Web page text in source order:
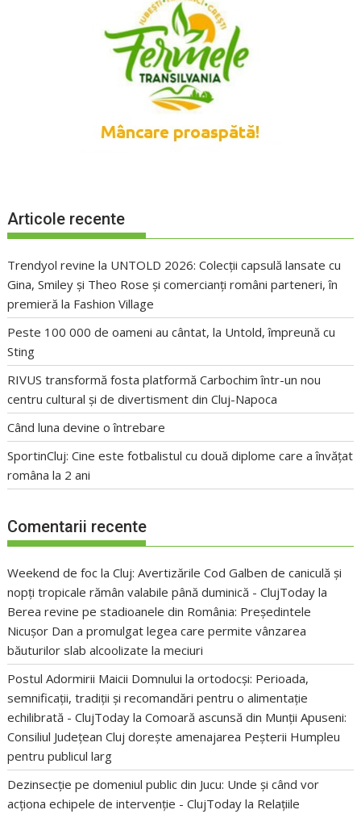
Articole recente
Trendyol revine la UNTOLD 2026: Colecții capsulă lansate cu
Gina, Smiley și Theo Rose și comercianți români parteneri, în
premieră la Fashion Village
Peste 100 000 de oameni au cântat, la Untold, împreună cu
Sting
RIVUS transformă fosta platformă Carbochim într-un nou
centru cultural și de divertisment din Cluj-Napoca
Când luna devine o întrebare
SportinCluj: Cine este fotbalistul cu două diplome care a învățat
româna la 2 ani
Comentarii recente
Weekend de foc la Cluj: Avertizările Cod Galben de caniculă și
nopți tropicale rămân valabile până duminică - ClujToday la
Berea revine pe stadioanele din România: Președintele
Nicușor Dan a promulgat legea care permite vânzarea
băuturilor slab alcoolizate la meciuri
Postul Adormirii Maicii Domnului la ortodocși: Perioada,
semnificații, tradiții și recomandări pentru o alimentație
echilibrată - ClujToday laComoară ascunsă din Munții Apuseni:
Consiliul Județean Cluj dorește amenajarea Peșterii Humpleu
pentru publicul larg
Dezinsecție pe domeniul public din Jucu: Unde și când vor
acționa echipele de intervenție - ClujToday la Relațiile